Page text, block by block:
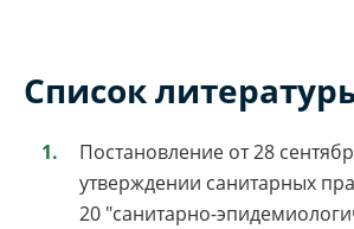
Список
Постановление от 28
утверждении санитарных
20 "санитарно-